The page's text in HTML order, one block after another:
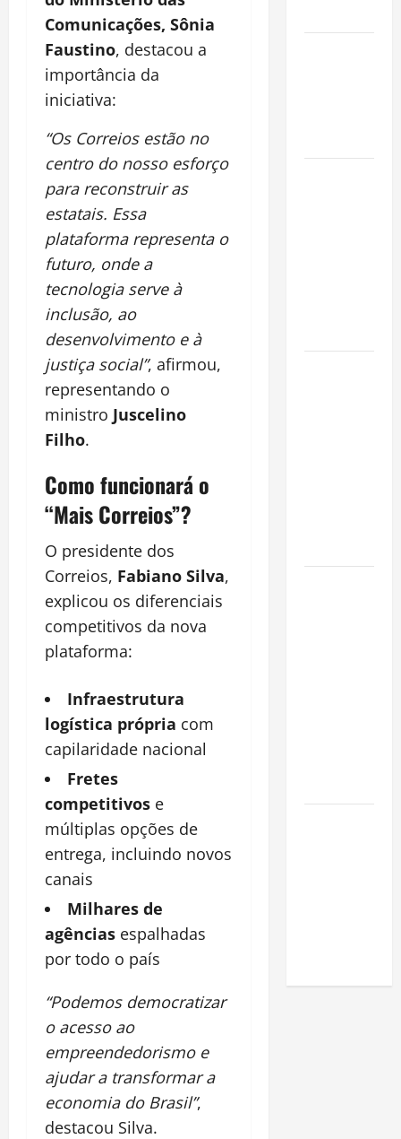
Comunicações, Sônia
Faustino, destacou a
importância da
iniciativa:
“Os Correios estão no
centro do nosso esforço
para reconstruir as
estatais. Essa
plataforma representa o
futuro, onde a
tecnologia serve à
inclusão, ao
desenvolvimento e à
justiça social”, afirmou,
representando o
ministro Juscelino
Filho.
Como funcionará o
“Mais Correios”?
O presidente dos
Correios, Fabiano Silva,
explicou os diferenciais
competitivos da nova
plataforma:
Infraestrutura
logística própria com
capilaridade nacional
Fretes
competitivos e
múltiplas opções de
entrega, incluindo novos
canais
Milhares de
agências espalhadas
por todo o país
“Podemos democratizar
o acesso ao
empreendedorismo e
ajudar a transformar a
economia do Brasil”,
destacou Silva.